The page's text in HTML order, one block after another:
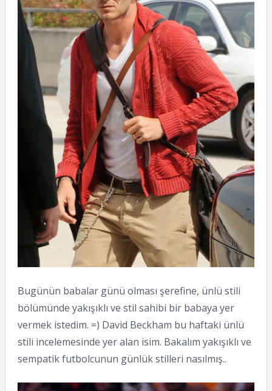
Bugünün babalar günü olması şerefine, ünlü stili
bölümünde yakışıklı ve stil sahibi bir babaya yer
vermek istedim. =) David Beckham bu haftaki ünlü
stili incelemesinde yer alan isim. Bakalım yakışıklı ve
sempatik futbolcunun günlük stilleri nasılmış..